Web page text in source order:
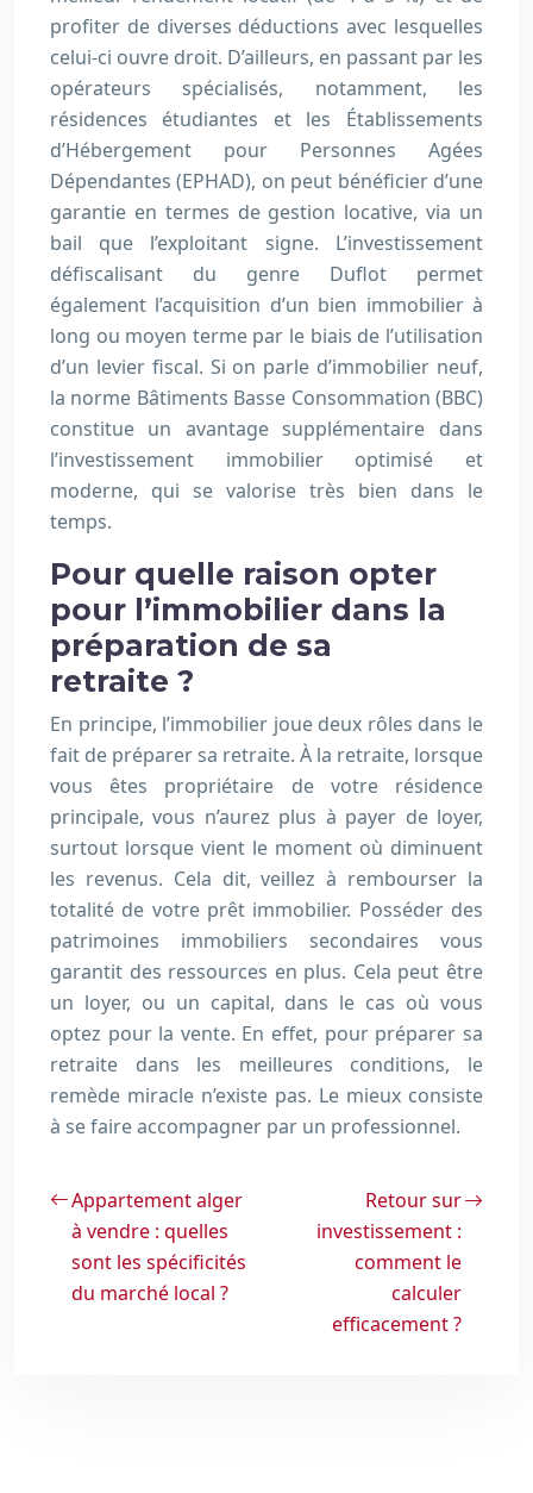
profiter de diverses déductions avec lesquelles
celui-ci ouvre droit. D’ailleurs, en passant par les
opérateurs spécialisés, notamment, les
résidences étudiantes et les Établissements
d’Hébergement pour Personnes Agées
Dépendantes (EPHAD), on peut bénéficier d’une
garantie en termes de gestion locative, via un
bail que l’exploitant signe. L’investissement
défiscalisant du genre Duflot permet
également l’acquisition d’un bien immobilier à
long ou moyen terme par le biais de l’utilisation
d’un levier fiscal. Si on parle d’immobilier neuf,
la norme Bâtiments Basse Consommation (BBC)
constitue un avantage supplémentaire dans
l’investissement immobilier optimisé et
moderne, qui se valorise très bien dans le
temps.
Pour quelle raison opter
pour l’immobilier dans la
préparation de sa
retraite ?
En principe, l’immobilier joue deux rôles dans le
fait de préparer sa retraite. À la retraite, lorsque
vous êtes propriétaire de votre résidence
principale, vous n’aurez plus à payer de loyer,
surtout lorsque vient le moment où diminuent
les revenus. Cela dit, veillez à rembourser la
totalité de votre prêt immobilier. Posséder des
patrimoines immobiliers secondaires vous
garantit des ressources en plus. Cela peut être
un loyer, ou un capital, dans le cas où vous
optez pour la vente. En effet, pour préparer sa
retraite dans les meilleures conditions, le
remède miracle n’existe pas. Le mieux consiste
à se faire accompagner par un professionnel.
Appartement alger
à vendre : quelles
sont les spécificités
du marché local ?
Retour sur
investissement :
comment le
calculer
efficacement ?